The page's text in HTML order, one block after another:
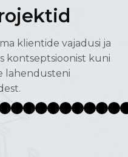
klientide vajadusi ja
kontseptsioonist kuni
lahendusteni